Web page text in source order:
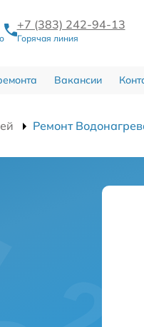
+7 (383) 242-94-13
Горячая линия
Вакансии
Ремонт